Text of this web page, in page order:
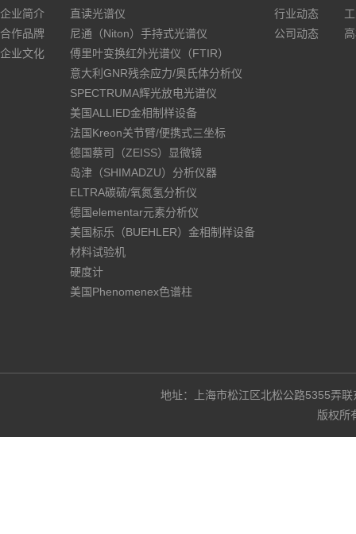
企业简介
合作品牌
企业文化
直读光谱仪
尼通（Niton）手持式光谱仪
傅里叶变换红外光谱仪（FTIR）
意大利GNR残余应力/奥氏体分析仪
SPECTRUMA辉光放电光谱仪
美国ALLIED金相制样设备
法国Kreon关节臂/便携式三坐标
德国蔡司（ZEISS）显微镜
岛津（SHIMADZU）分析仪器
ELTRA碳硫/氧氮氢分析仪
德国elementar元素分析仪
美国标乐（BUEHLER）金相制样设备
材料试验机
硬度计
美国Phenomenex色谱柱
行业动态
公司动态
地址：上海市松江区北松公路5355
版权所